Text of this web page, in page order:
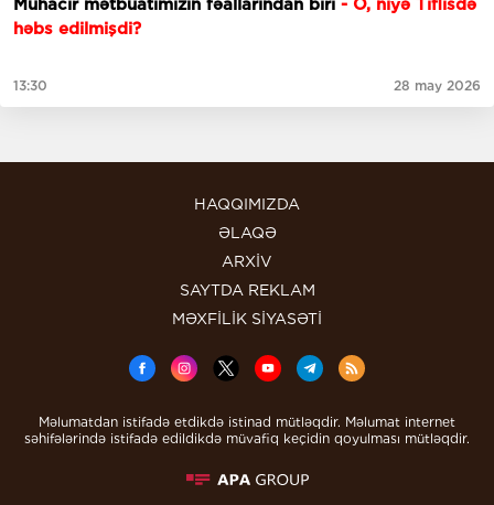
Mühacir mətbuatımızın fəallarından biri - O, niyə Tiflisdə
həbs edilmişdi?
13:30 28 may 2026
HAQQIMIZDA
ƏLAQƏ
ARXİV
SAYTDA REKLAM
MƏXFİLİK SİYASƏTİ
Məlumatdan istifadə etdikdə istinad mütləqdir. Məlumat internet
səhifələrində istifadə edildikdə müvafiq keçidin qoyulması mütləqdir.